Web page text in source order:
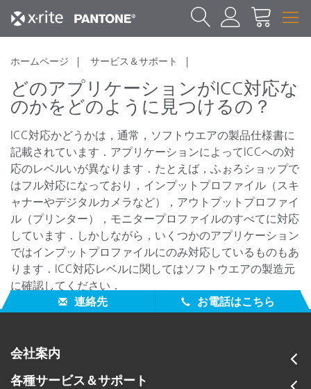
ホームページ サービス＆サポート
どのアプリケーションがICC対応な
のかをどのように見つけるの？
ICC対応かどうかは，通常，ソフトウエアの製品仕様書に
記載されています．アプリケーションによってICCへの対
応のレベルいが異なります．たとえば，ふぉろショップで
はフル対応になっており，インプットプロファイル（スキ
ャナーやデジタルカメラなど），アウトプットプロファイ
ル（プリンター），モニタープロファイルのすべてに対応
しています．しかしながら，いくつかのアプリケーション
ではインプットプロファイルにのみ対応しているものもあ
ります．ICC対応レベルに関してはソフトウエアの製造元
に確認してください．
連絡先
お電話はこちら
会社案内
各種サービス＆サポート